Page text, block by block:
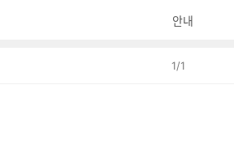
안내
1/1